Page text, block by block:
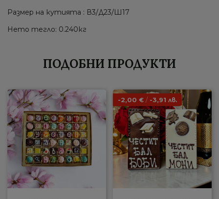
Размер на кутията : В3/Д23/Ш17
Нето тегло: 0.240кг
ПОДОБНИ ПРОДУКТИ
-2,00 € /-3,91 лв.